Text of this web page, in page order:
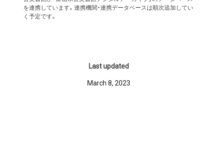
を連携しています。連携機関・連携データベースは順次追加してい
く予定です。
Last updated
March 8, 2023